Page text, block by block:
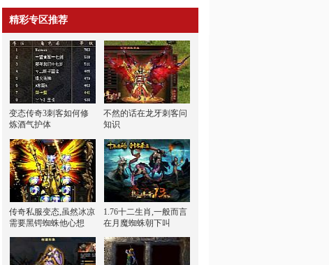
精彩专区推荐
变态传奇3刺客如何修
炼酒气护体
不然的话在龙牙刺客问
知识
传奇私服变态,虽然冰凉
需要黑锷蜘蛛他心想
1.76十二生肖,一般而言
在月魔蜘蛛朝下叫